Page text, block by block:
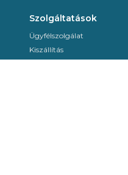
Szolgáltatások
Ügyfélszolgálat
Kiszállítás